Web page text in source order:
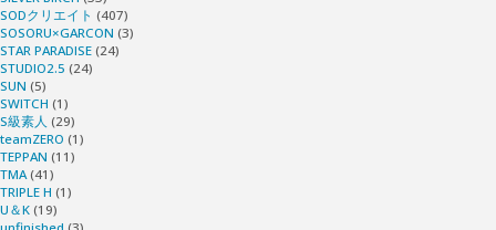
SODクリエイト (407)
SOSORU×GARCON (3)
STAR PARADISE (24)
STUDIO2.5 (24)
SUN (5)
SWITCH (1)
S級素人 (29)
teamZERO (1)
TEPPAN (11)
TMA(41)
TRIPLE H (1)
U＆K (19)